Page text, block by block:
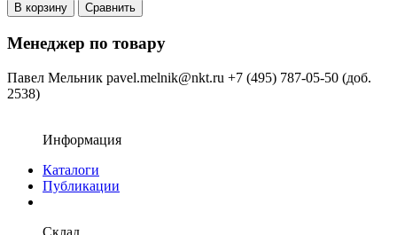
В корзину Сравнить
Менеджер по товару
Павел Мельник pavel.melnik@nkt.ru +7 (495) 787-05-50 (доб.
2538)
Информация
Каталоги
Публикации
Склад